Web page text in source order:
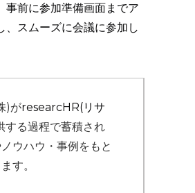
事前に参加準備画面までア
、スムーズに会議に参加し
)がresearcHR(リサ
する過程で蓄積され
ウハウ・事例をもと
す。